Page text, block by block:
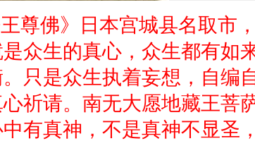
尊佛》日本宫城县名取市
众生的真心，众生都有如
只是众生执着妄想，自编
祈请。南无大愿地藏王菩
有真神，不是真神不显圣